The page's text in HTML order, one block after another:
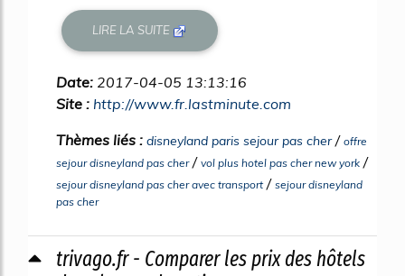
LIRE LA SUITE
Date: 2017-04-05 13:13:16
Site : http://www.fr.lastminute.com
Thèmes liés : disneyland paris sejour pas cher/ offre
sejour disneyland pas cher/ vol plus hotel pas cher new york /
sejour disneyland pas cher avec transport/ sejour disneyland
pas cher
trivago.fr - Comparer les prix des hôtels